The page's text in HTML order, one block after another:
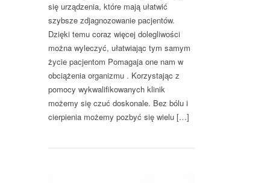
się urządzenia, które mają ułatwić
szybsze zdjagnozowanie pacjentów.
Dzięki temu coraz więcej dolegliwości
można wyleczyć, ułatwiając tym samym
życie pacjentom Pomagaja one nam w
obciążenia organizmu . Korzystając z
pomocy wykwalifikowanych klinik
możemy się czuć doskonale. Bez bólu i
cierpienia możemy pozbyć się wielu […]